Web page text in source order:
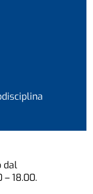
dal
– 18.00.